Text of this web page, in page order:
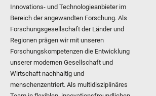
Innovations- und Technologieanbieter im
Bereich der angewandten Forschung. Als
Forschungsgesellschaft der Länder und
Regionen prägen wir mit unseren
Forschungskompetenzen die Entwicklung
unserer modernen Gesellschaft und
Wirtschaft nachhaltig und
menschenzentriert. Als multidisziplinäres